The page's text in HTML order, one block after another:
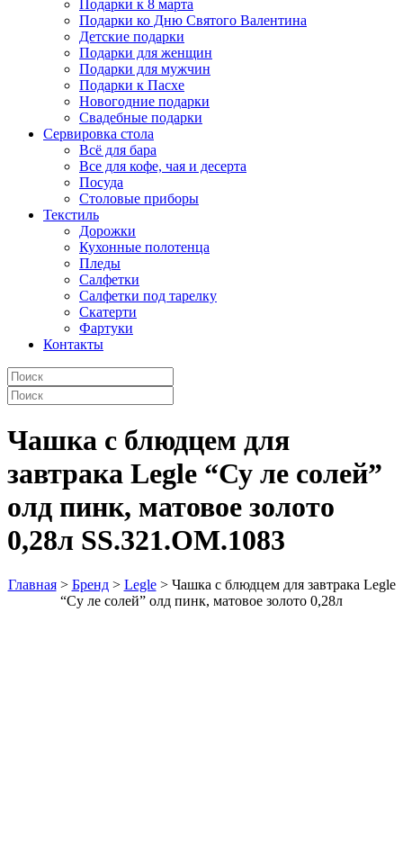
Подарки к 8 марта
Подарки ко Дню Святого Валентина
Детские подарки
Подарки для женщин
Подарки для мужчин
Подарки к Пасхе
Новогодние подарки
Свадебные подарки
Сервировка стола
Всё для бара
Все для кофе, чая и десерта
Посуда
Столовые приборы
Текстиль
Дорожки
Кухонные полотенца
Пледы
Салфетки
Салфетки под тарелку
Скатерти
Фартуки
Контакты
Чашка с блюдцем для
завтрака Legle “Су ле солей”
олд пинк, матовое золото
0,28л SS.321.OM.1083
Главная> Бренд> Legle> Чашка с блюдцем для завтрака Legle
“Су ле солей” олд пинк, матовое золото 0,28л